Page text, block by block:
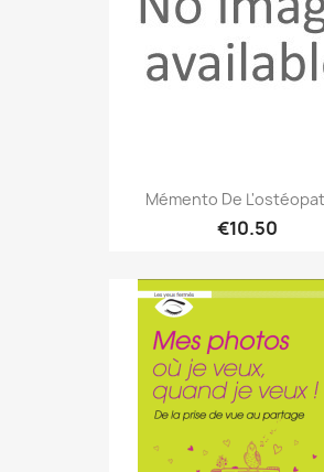
Mémento De
€10.50